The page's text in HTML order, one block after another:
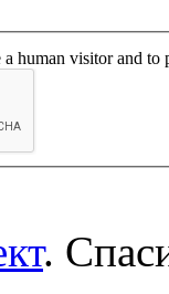
human visitor and to
.